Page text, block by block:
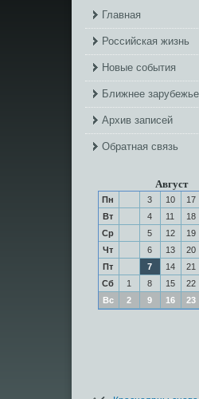
Главная
Российская жизнь
Новые события
Ближнее зарубежье
Архив записей
Обратная связь
Август
Пн 3 10 17
Вт
4 11 18
Ср
5 12 19
Чт
6 13 20
Пт
7 14 21
Сб
1 8 15 22
Вс
2 9 16 23